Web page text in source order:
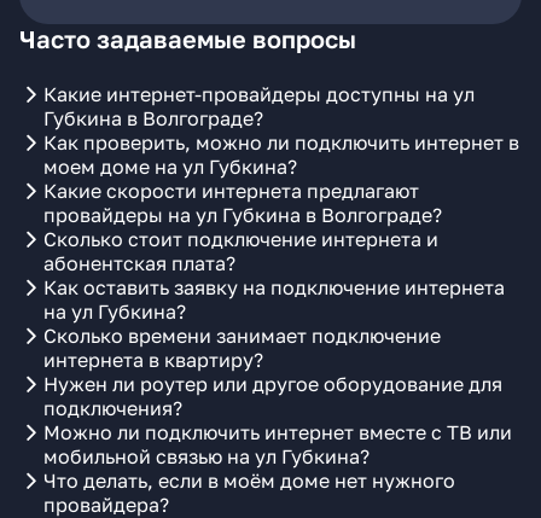
Часто задаваемые вопросы
Какие интернет-провайдеры доступны на ул
Губкина в Волгограде?
Как проверить, можно ли подключить интернет в
моем доме на ул Губкина?
Какие скорости интернета предлагают
провайдеры на ул Губкина в Волгограде?
Сколько стоит подключение интернета и
абонентская плата?
Как оставить заявку на подключение интернета
на ул Губкина?
Сколько времени занимает подключение
интернета в квартиру?
Нужен ли роутер или другое оборудование для
подключения?
Можно ли подключить интернет вместе с ТВ или
мобильной связью на ул Губкина?
Что делать, если в моём доме нет нужного
провайдера?